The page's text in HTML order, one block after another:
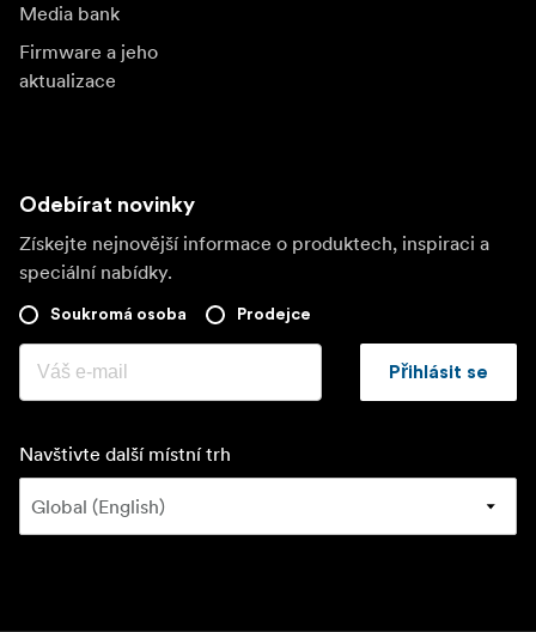
Media bank
Firmware a jeho
aktualizace
Odebírat novinky
Získejte nejnovější informace o produktech, inspiraci a
speciální nabídky.
Soukromá osoba Prodejce
Přihlásit se
Navštivte další místní trh